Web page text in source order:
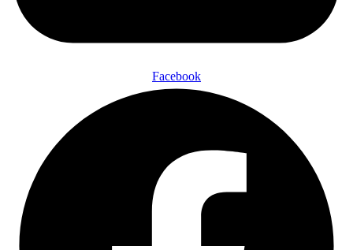
Facebook